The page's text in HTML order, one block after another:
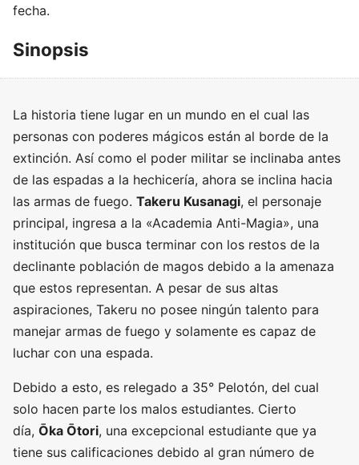
fecha.
Sinopsis
La historia tiene lugar en un mundo en el cual las
personas con poderes mágicos están al borde de la
extinción. Así como el poder militar se inclinaba antes
de las espadas a la hechicería, ahora se inclina hacia
las armas de fuego. Takeru Kusanagi, el personaje
principal, ingresa a la «Academia Anti-Magia», una
institución que busca terminar con los restos de la
declinante población de magos debido a la amenaza
que estos representan. A pesar de sus altas
aspiraciones, Takeru no posee ningún talento para
manejar armas de fuego y solamente es capaz de
luchar con una espada.
Debido a esto, es relegado a 35° Pelotón, del cual
solo hacen parte los malos estudiantes. Cierto
día, Ōka Ōtori, una excepcional estudiante que ya
tiene sus calificaciones debido al gran número de